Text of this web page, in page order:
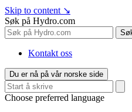
Skip to content ↘
Søk på Hydro.com
Kontakt oss
Du er nå på vår norske side
Choose preferred language